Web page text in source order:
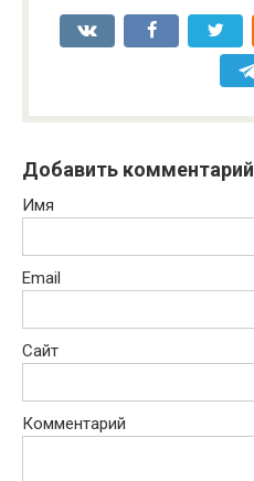
Добавить комментарий
Имя
Email
Сайт
Комментарий